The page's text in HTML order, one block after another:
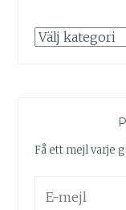
Kategorier
Få ett mejl varje
mejl